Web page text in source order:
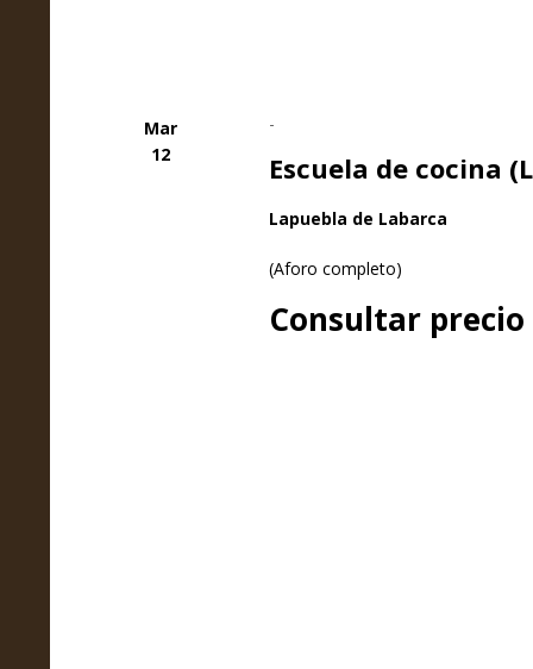
Mar
12
Escuela de cocina
-
Lapuebla de Labarca
(Aforo completo)
Consultar precio